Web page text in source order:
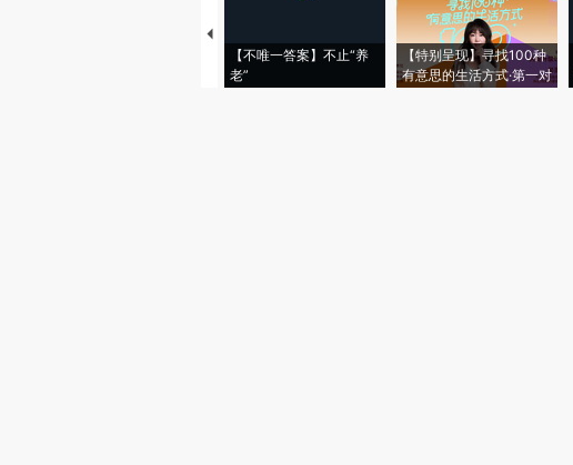
【不唯一答案】不止“养
老”
【特别呈现】寻找100种
有意思的生活方式·第一对